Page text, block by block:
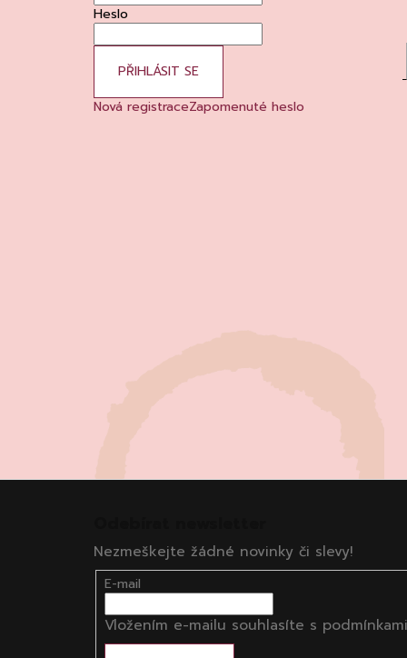
Heslo
PŘIHLÁSIT SE
Nová registraceZapomenuté heslo
Z
Nezmeškejte žádné novinky či slevy!
E-mail
Vložením e-mailu souhlasíte s